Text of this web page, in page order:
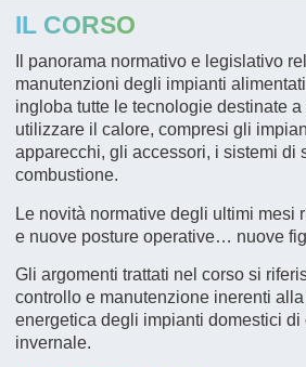
IL CORSO
Il panorama normativo e legislativo
manutenzioni degli impianti
ingloba tutte le tecnologie destinate
utilizzare il calore, compresi gli
apparecchi, gli accessori, i sistemi di
combustione.
Le novità normative degli ultimi mesi
e nuove posture operative… nuove
Gli argomenti trattati nel corso si
controllo e manutenzione inerenti
energetica degli impianti domestici
invernale.